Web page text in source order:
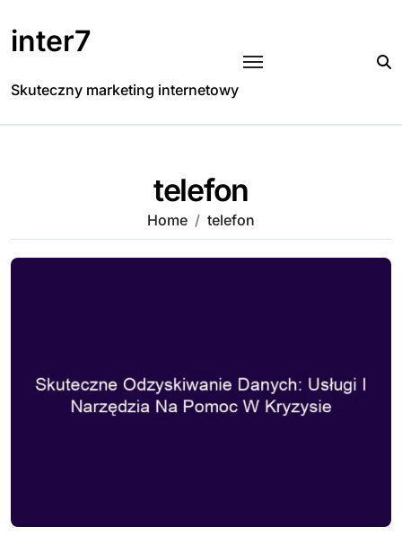
to
content
inter7
Skuteczny marketing internetowy
telefon
Home telefon